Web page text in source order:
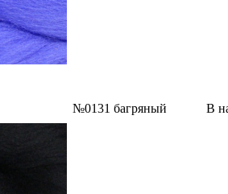
№0131 багряный В